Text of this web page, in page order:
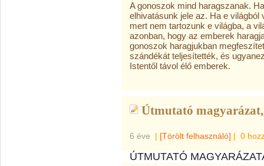
A gonoszok mind haragszanak.
elhivatásunk jele az. Ha e
mert nem tartozunk e világba, a
azonban, hogy az emberek
gonoszok haragjukban
szándékát teljesítették, és
Istentől távol élő emberek.
Útmutató
6 éve | [Törölt felhasználó] | 0
ÚTMUTATÓ